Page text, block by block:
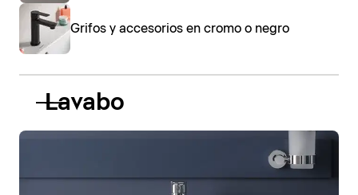
Grifos y accesorios en cromo o negro
Lavabo